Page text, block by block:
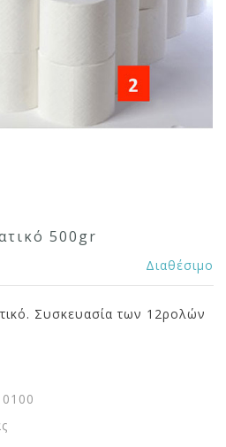
500gr
Διαθέσιμο
Συσκευασία των 12ρολών